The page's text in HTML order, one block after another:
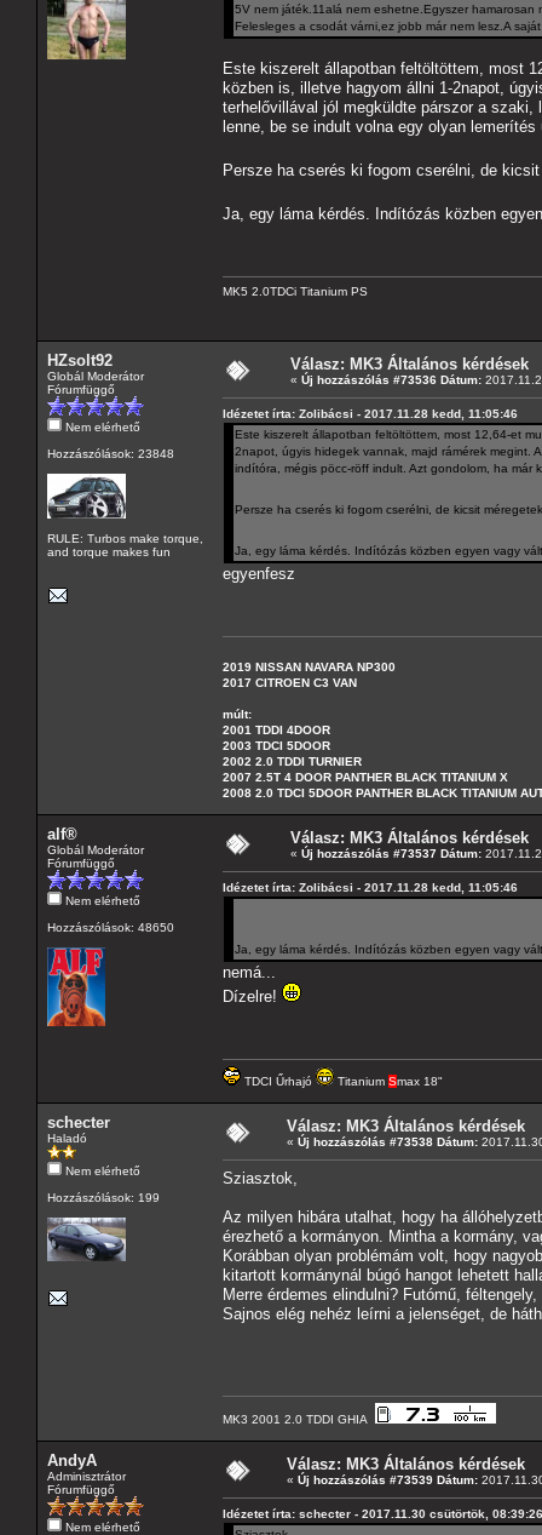
5V nem játék.11alá nem eshetne.Egyszer
Felesleges a csodát várni,ez jobb már nem lesz.A
Este kiszerelt állapotban feltöltöttem, most
közben is, illetve hagyom állni 1-2napot,
terhelővillával jól megküldte párszor a
lenne, be se indult volna egy olyan lemerítés
Persze ha cserés ki fogom cserélni, de
Ja, egy láma kérdés. Indítózás közben
MK5 2.0TDCi Titanium PS
HZsolt92
Globál Moderátor
Fórumfüggő
Nem elérhető
Hozzászólások: 23848
RULE: Turbos make torque,
and torque makes fun
Válasz: MK3 Általános kérdések
« Új hozzászólás #73536 Dátum:
Idézetet írta: Zolibácsi - 2017.11.28 kedd, 11:05:46
Este kiszerelt állapotban feltöltöttem, most 12,64-et
2napot, úgyis hidegek vannak, majd rámérek megint.
indítóra, mégis pöcc-röff indult. Azt gondolom, ha
Persze ha cserés ki fogom cserélni, de kicsit
Ja, egy láma kérdés. Indítózás közben egyen vagy
egyenfesz
2019 NISSAN NAVARA NP300
2017 CITROEN C3 VAN
múlt:
2001 TDDI 4DOOR
2003 TDCI 5DOOR
2002 2.0 TDDI TURNIER
2007 2.5T 4 DOOR PANTHER BLACK TITANIUM X
2008 2.0 TDCI 5DOOR PANTHER BLACK TITANIUM
alf®
Globál Moderátor
Fórumfüggő
Nem elérhető
Hozzászólások: 48650
Válasz: MK3 Általános kérdések
« Új hozzászólás #73537 Dátum:
Idézetet írta: Zolibácsi - 2017.11.28 kedd, 11:05:46
Ja, egy láma kérdés. Indítózás közben egyen vagy
nemá...
Dízelre!
TDCI Űrhajó Titanium Smax 18"
schecter
Haladó
Nem elérhető
Hozzászólások: 199
Válasz: MK3 Általános kérdések
« Új hozzászólás #73538 Dátum:
Sziasztok,
Az milyen hibára utalhat, hogy ha
érezhető a kormányon. Mintha a kormány,
Korábban olyan problémám volt, hogy
kitartott kormánynál búgó hangot lehetett
Merre érdemes elindulni? Futómű,
Sajnos elég nehéz leírni a jelenséget, de
MK3 2001 2.0 TDDI GHIA
AndyA
Adminisztrátor
Fórumfüggő
Nem elérhető
Válasz: MK3 Általános kérdések
« Új hozzászólás #73539 Dátum:
Idézetet írta: schecter - 2017.11.30 csütörtök, 08:39:26